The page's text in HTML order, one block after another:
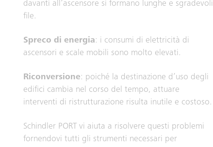
davanti all’ascensore si formano lunghe e sgradevoli
file.
Spreco di energia: i consumi di elettricità di
ascensori e scale mobili sono molto elevati.
Riconversione: poiché la destinazione d’uso degli
edifici cambia nel corso del tempo, attuare
interventi di ristrutturazione risulta inutile e costoso.
Schindler PORT vi aiuta a risolvere questi problemi
fornendovi tutti gli strumenti necessari per